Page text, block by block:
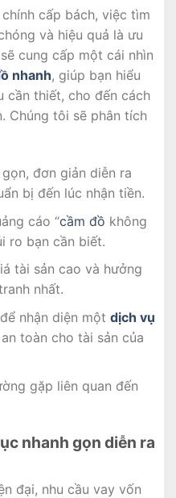
cấp bách, việc tìm
và hiệu quả là ưu
cung cấp một cái nhìn
nhanh, giúp bạn hiểu
cần thiết, cho đến cách
Chúng tôi sẽ phân tích
đơn giản diễn ra
bị đến lúc nhận tiền.
cáo “cầm đồ không
ro bạn cần biết.
tài sản cao và hưởng
nhất.
nhận diện một dịch vụ
toàn cho tài sản của
gặp liên quan đến
nhanh gọn diễn ra
đại, nhu cầu vay vốn